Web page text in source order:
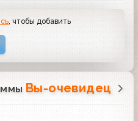
, чтобы добавить
Вы-очевидец